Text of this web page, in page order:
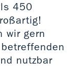
450
wir gern
nutzbar